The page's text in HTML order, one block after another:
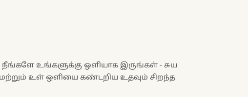
நீங்களே உங்களுக்கு ஒளியாக இருங்கள் - சுய
உள் ஒளியை கண்டறிய உதவும் சிறந்த